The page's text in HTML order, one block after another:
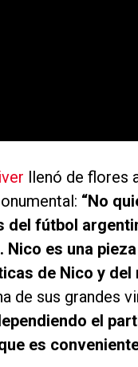
llenó de flores
“No
del fútbol
es una
de Nico y
de sus grandes
el
es